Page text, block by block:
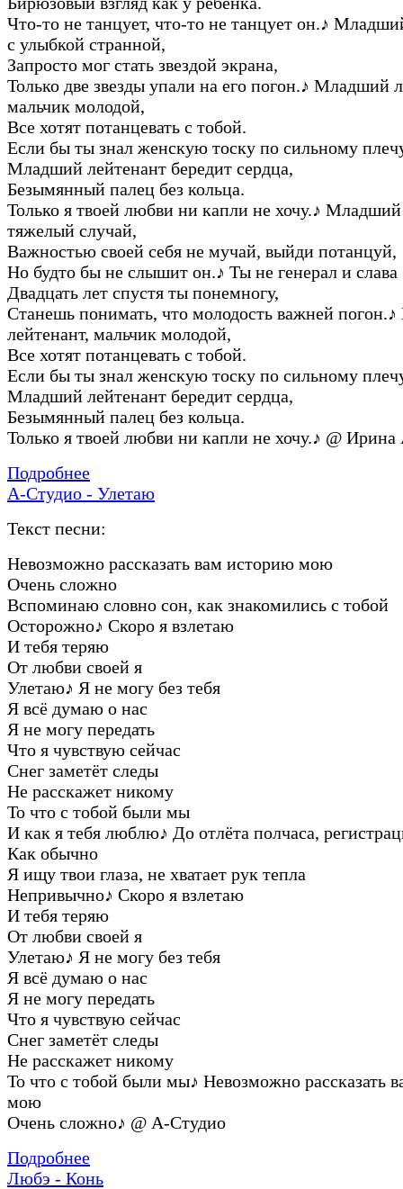
Что-то не танцует, что-то не танцует он.♪
с улыбкой странной,
Запросто мог стать звездой экрана,
Только две звезды упали на его погон.♪ Младший
мальчик молодой,
Все хотят потанцевать с тобой.
Если бы ты знал женскую тоску по сильному
Младший лейтенант бередит сердца,
Безымянный палец без кольца.
Только я твоей любви ни капли не хочу.♪ Младший
тяжелый случай,
Важностью своей себя не мучай, выйди потанцуй,
Но будто бы не слышит он.♪ Ты не генерал и слава
Двадцать лет спустя ты понемногу,
Станешь понимать, что молодость важней погон.♪
лейтенант, мальчик молодой,
Все хотят потанцевать с тобой.
Если бы ты знал женскую тоску по сильному
Младший лейтенант бередит сердца,
Безымянный палец без кольца.
Только я твоей любви ни капли не хочу.♪ @ Ирина
Подробнее
А-Студио - Улетаю
Текст песни:
Невозможно рассказать вам историю мою
Очень сложно
Вспоминаю словно сон, как знакомились с тобой
Осторожно♪ Скоро я взлетаю
И тебя теряю
От любви своей я
Улетаю♪ Я не могу без тебя
Я всё думаю о нас
Я не могу передать
Что я чувствую сейчас
Снег заметёт следы
Не расскажет никому
То что с тобой были мы
И как я тебя люблю♪ До отлёта полчаса,
Как обычно
Я ищу твои глаза, не хватает рук тепла
Непривычно♪ Скоро я взлетаю
И тебя теряю
От любви своей я
Улетаю♪ Я не могу без тебя
Я всё думаю о нас
Я не могу передать
Что я чувствую сейчас
Снег заметёт следы
Не расскажет никому
То что с тобой были мы♪ Невозможно рассказать
мою
Очень сложно♪ @ А-Студио
Подробнее
Любэ - Конь